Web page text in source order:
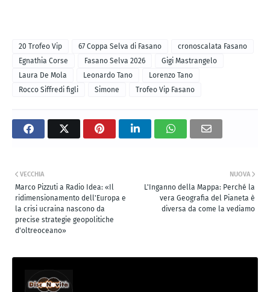
20 Trofeo Vip 67 Coppa Selva di Fasano
cronoscalata Fasano
Egnathia Corse
Fasano Selva 2026
Gigi Mastrangelo
Laura De Mola
Leonardo Tano
Lorenzo Tano
Rocco Siffredi figli
Simone Trofeo Vip Fasano
NUOVA
L'Inganno della Mappa: Perché la
vera Geografia del Pianeta è
diversa da come la vediamo
VECCHIA
Marco Pizzuti a Radio Idea: «Il
ridimensionamento dell'Europa e
la crisi ucraina nascono da
precise strategie geopolitiche
d'oltreoceano»